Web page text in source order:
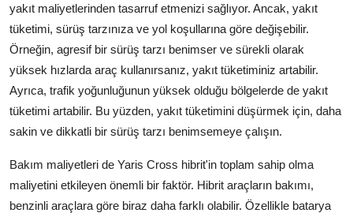
yakıt maliyetlerinden tasarruf etmenizi sağlıyor. Ancak, yakıt
tüketimi, sürüş tarzınıza ve yol koşullarına göre değişebilir.
Örneğin, agresif bir sürüş tarzı benimser ve sürekli olarak
yüksek hızlarda araç kullanırsanız, yakıt tüketiminiz artabilir.
Ayrıca, trafik yoğunluğunun yüksek olduğu bölgelerde de yakıt
tüketimi artabilir. Bu yüzden, yakıt tüketimini düşürmek için, daha
sakin ve dikkatli bir sürüş tarzı benimsemeye çalışın.
Bakım maliyetleri de Yaris Cross hibrit'in toplam sahip olma
maliyetini etkileyen önemli bir faktör. Hibrit araçların bakımı,
benzinli araçlara göre biraz daha farklı olabilir. Özellikle batarya